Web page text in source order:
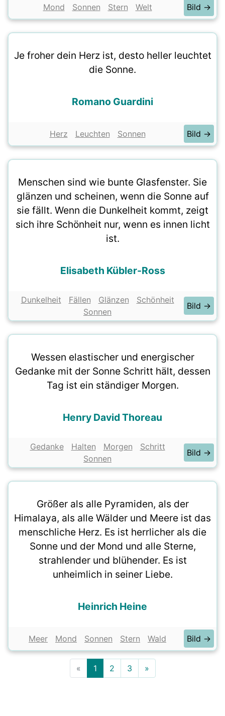
Mond Sonnen Stern Welt Bild →
Je froher dein Herz ist, desto heller leuchtet
die Sonne.
Romano Guardini
Herz Leuchten Sonnen Bild →
Menschen sind wie bunte Glasfenster. Sie
glänzen und scheinen, wenn die Sonne auf
sie fällt. Wenn die Dunkelheit kommt, zeigt
sich ihre Schönheit nur, wenn es innen licht
ist.
Elisabeth Kübler-Ross
Dunkelheit Fällen Glänzen
Schönheit
Sonnen
Bild →
Wessen elastischer und energischer
Gedanke mit der Sonne Schritt hält, dessen
Tag ist ein ständiger Morgen.
Henry David Thoreau
Gedanke Halten Morgen
Schritt
Sonnen
Bild →
Größer als alle Pyramiden, als der
Himalaya, als alle Wälder und Meere ist das
menschliche Herz. Es ist herrlicher als die
Sonne und der Mond und alle Sterne,
strahlender und blühender. Es ist
unheimlich in seiner Liebe.
Heinrich Heine
Meer Mond Sonnen Stern Wald Bild →
« 1 2 3 »